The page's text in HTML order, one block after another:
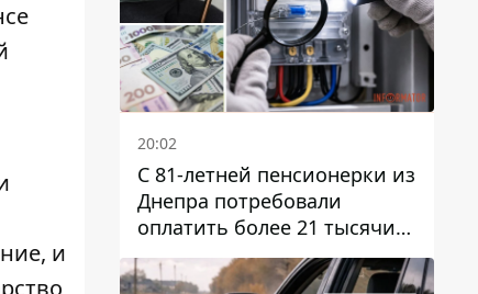
и
20:02
С 81-летней пенсионерки из
Днепра потребовали
оплатить более 21 тысячи
гривен за "вмешательство в
работу счетчика"